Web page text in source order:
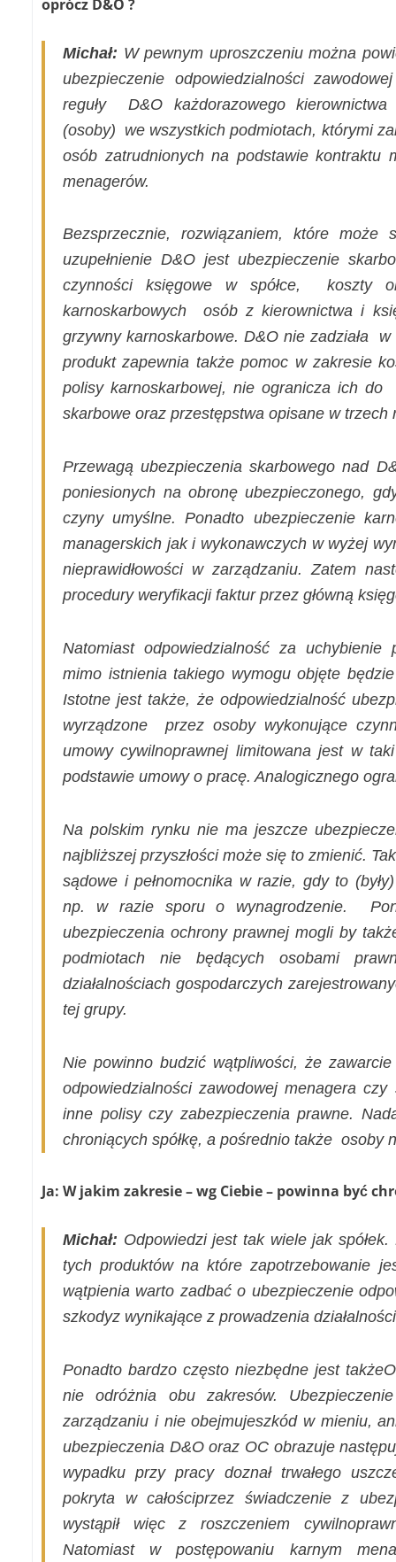
oprócz D&O ?
Michał: W pewnym uproszczeniu można
ubezpieczenie odpowiedzialności
reguły
D&O każdorazowego
(osoby) we wszystkich podmiotach, którymi
osób zatrudnionych na podstawie kontraktu
menagerów.
Bezsprzecznie, rozwiązaniem, które może
uzupełnienie D&O jest ubezpieczenie
czynności księgowe w spółce,
koszty
karnoskarbowych
osób z kierownictwa i
grzywny karnoskarbowe. D&O nie zadziała
w
produkt zapewnia także pomoc w zakresie
polisy karnoskarbowej, nie ogranicza ich do
skarbowe oraz przestępstwa opisane w trzech
Przewagą ubezpieczenia skarbowego nad
poniesionych na obronę ubezpieczonego,
czyny umyślne. Ponadto ubezpieczenie
managerskich jak i wykonawczych w wyżej
nieprawidłowości w zarządzaniu. Zatem
procedury weryfikacji faktur przez główną
Natomiast odpowiedzialność za
mimo istnienia takiego wymogu objęte
Istotne jest także, że odpowiedzialność
wyrządzone
przez osoby wykonujące
umowy cywilnoprawnej limitowana jest w
podstawie umowy o pracę. Analogicznego
Na polskim rynku nie ma jeszcze
najbliższej przyszłości może się to zmienić.
sądowe i pełnomocnika w razie, gdy to
np. w razie sporu o wynagrodzenie.
ubezpieczenia ochrony prawnej mogli by
podmiotach nie będących osobami
działalnościach gospodarczych
tej grupy.
Nie powinno budzić wątpliwości, że
odpowiedzialności zawodowej menagera
inne polisy czy zabezpieczenia prawne.
chroniących spółkę, a pośrednio także osoby
Ja: W jakim zakresie – wg Ciebie – powinna być
Michał: Odpowiedzi jest tak wiele jak
tych produktów na które zapotrzebowanie
wątpienia warto zadbać o ubezpieczenie
szkodyz wynikające z prowadzenia
Ponadto bardzo często niezbędne jest
nie odróżnia obu zakresów.
zarządzaniu i nie obejmujeszkód w mieniu,
ubezpieczenia D&O oraz OC obrazuje
wypadku przy pracy doznał trwałego
pokryta w całościprzez świadczenie z
wystąpił więc z roszczeniem
Natomiast w postępowaniu karnym